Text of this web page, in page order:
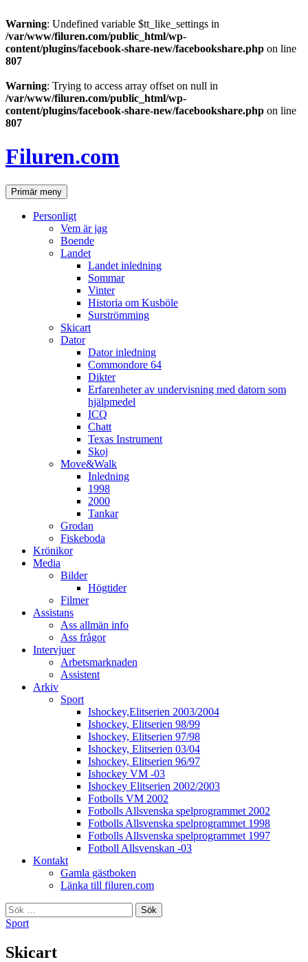
Warning: Undefined variable $tt_like_settings in
/var/www/filuren.com/public_html/wp-
content/plugins/facebook-share-new/facebookshare.php on line
807
Warning: Trying to access array offset on null in
/var/www/filuren.com/public_html/wp-
content/plugins/facebook-share-new/facebookshare.php on line
807
till
innehåll
Filuren.com
SökPrimär meny
Personligt
Vem är jag
Boende
Landet
Landet inledning
Sommar
Vinter
Historia om Kusböle
Surströmming
Skicart
Dator
Dator inledning
Commondore 64
Dikter
Erfarenheter av undervisning med datorn som
hjälpmedel
ICQ
Chatt
Texas Instrument
Skoj
Move&Walk
Inledning
1998
2000
Tankar
Grodan
Fiskeboda
Krönikor
Media
Bilder
Högtider
Filmer
Assistans
Ass allmän info
Ass frågor
Intervjuer
Arbetsmarknaden
Assistent
Arkiv
Sport
Ishockey,Elitserien 2003/2004
Ishockey, Elitserien 98/99
Ishockey, Elitserien 97/98
Ishockey, Elitserien 03/04
Ishockey, Elitserien 96/97
Ishockey VM -03
Ishockey Elitserien 2002/2003
Fotbolls VM 2002
Fotbolls Allsvenska spelprogrammet 2002
Fotbolls Allsvenska spelprogrammet 1998
Fotbolls Allsvenska spelprogrammet 1997
Fotboll Allsvenskan -03
Kontakt
Gamla gästboken
Länka till filuren.com
Sök
efter:
Sport
Skicart